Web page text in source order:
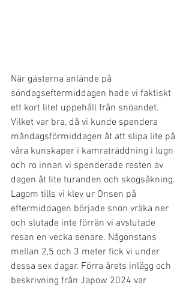
När gästerna anlände på
söndagseftermiddagen hade vi faktiskt
ett kort litet uppehåll från snöandet.
Vilket var bra, då vi kunde spendera
måndagsförmiddagen åt att slipa lite på
våra kunskaper i kamraträddning i lugn
och ro innan vi spenderade resten av
dagen åt lite turanden och skogsåkning.
Lagom tills vi klev ur Onsen på
eftermiddagen började snön vräka ner
och slutade inte förrän vi avslutade
resan en vecka senare. Någonstans
mellan 2,5 och 3 meter fick vi under
dessa sex dagar. Förra årets inlägg och
beskrivning från Japow 2024 var